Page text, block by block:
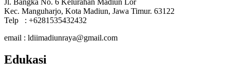
Kec. Manguharjo, Kota Madiun, Jawa Timur. 63122
Telp : +6281535432432
email : ldiimadiunraya@gmail.com
Edukasi